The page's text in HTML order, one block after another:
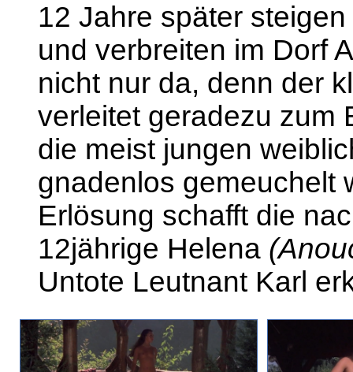
12 Jahre später
und verbreiten im Dorf
nicht nur da, denn der
verleitet geradezu zum
die meist jungen
gnadenlos gemeuchelt
Erlösung schafft die
12jährige Helena
Untote Leutnant Karl